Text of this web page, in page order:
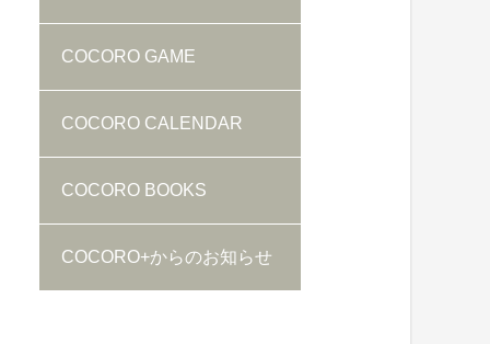
COCORO GAME
COCORO CALENDAR
COCORO BOOKS
COCORO+からのお知らせ